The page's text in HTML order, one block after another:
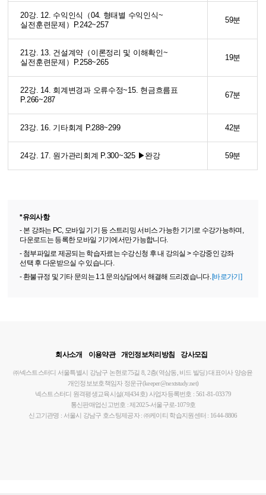
20강. 12. 수익인식（04. 형태별 수익인식~
실전훈련문제）P.242~257
59분
21강. 13. 건설계약（이론정리 및 이해확인~
실전훈련문제）P.258~265
19분
22강. 14. 회계변경과 오류수정~15. 현금흐름표
P.266~287
67분
23강. 16. 기타회계 P.288~299 42분
24강. 17. 원가관리회계 P.300~325 ▶완강 59분
*유의사항
- 본 강좌는 PC, 모바일 기기 등 스트리밍 서비스 가능한 기기로 수강가능하며,
다운로드는 등록한 모바일 기기에서만 가능합니다.
- 첨부파일로 제공되는 학습자료는 수강신청 후 내 강의실 > 수강중인 강좌
선택 후 다운받으실 수 있습니다.
- 환불규정 및 기타 문의는 1:1 문의상담에서 해결해 드리겠습니다.[바로가기]
회사소개 이용약관 개인정보처리방침 강사모집
㈜넥스트스터디 서울특별시 강남구 논현로75길 8, 2층(역삼동, 비드 빌딩)대표이사 양승윤
개인정보보호책임자 정운규(keeper@nextstudy.net)
넥스트스터디 원격평생교육시설(제434호) 사업자등록번호 : 561-81-03379
통신판매업신고번호 : 제2025-서울구로-1079호
신고기관명 : 서울시 강남구 호스팅제공자 : ㈜케이티 학습지원센터 : 1644-8806